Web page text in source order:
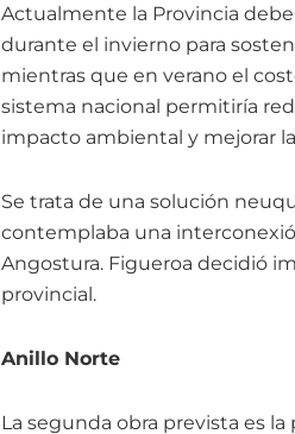
Actualmente la Provincia
durante el invierno para
mientras que en verano el
sistema nacional permitiría
impacto ambiental y mejorar
Se trata de una solución
contemplaba una
Angostura. Figueroa decidió
provincial.
Anillo Norte
La segunda obra prevista es